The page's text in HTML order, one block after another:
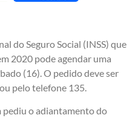
do Seguro Social (INSS) que
2020 pode agendar uma
(16). O pedido deve ser
pelo telefone 135.
pediu o adiantamento do